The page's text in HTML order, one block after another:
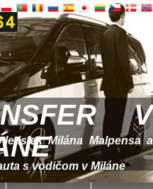
V
Milána Malpensa a
s vodičom v Miláne